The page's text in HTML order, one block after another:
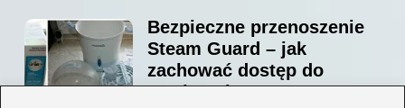
Bezpieczne przenoszenie
Steam Guard – jak
zachować dostęp do
swojego konta?